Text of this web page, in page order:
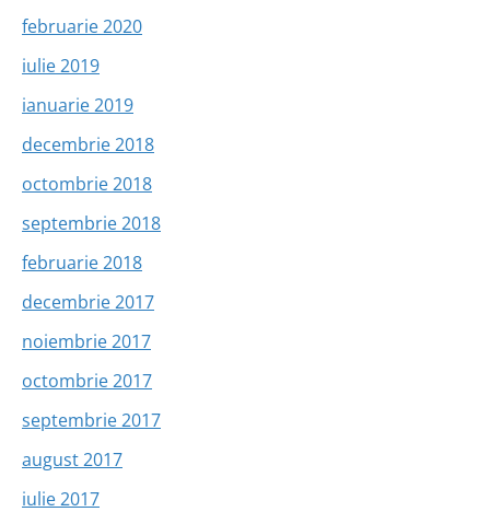
februarie 2020
iulie 2019
ianuarie 2019
decembrie 2018
octombrie 2018
septembrie 2018
februarie 2018
decembrie 2017
noiembrie 2017
octombrie 2017
septembrie 2017
august 2017
iulie 2017